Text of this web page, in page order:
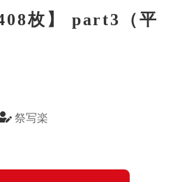
枚】 part3（平
祭写楽